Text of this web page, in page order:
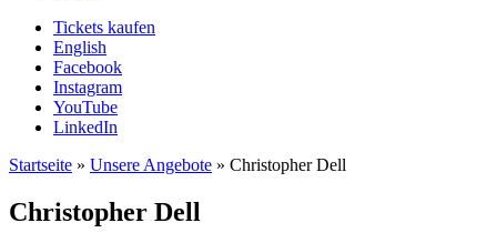
Tickets kaufen
English
Facebook
Instagram
YouTube
LinkedIn
Startseite » Unsere Angebote » Christopher Dell
Christopher Dell